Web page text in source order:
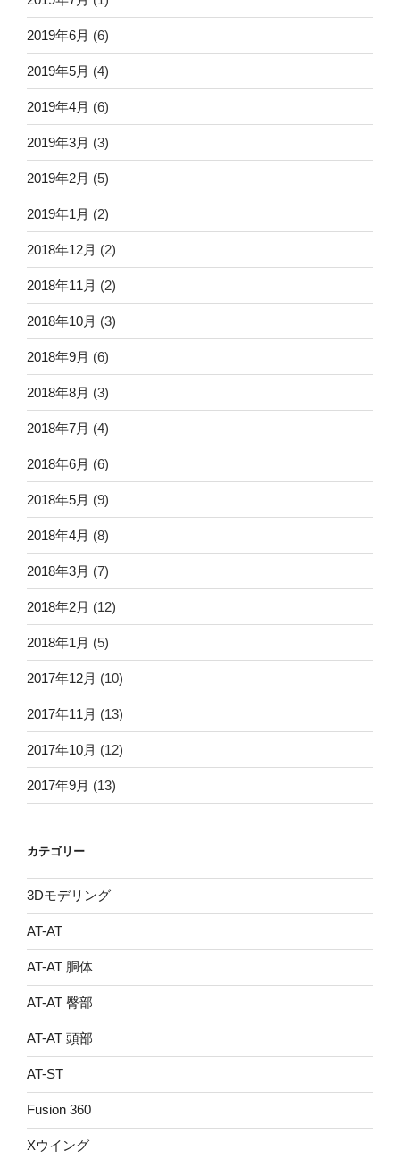
2019年6月 (6)
2019年5月 (4)
2019年4月 (6)
2019年3月 (3)
2019年2月 (5)
2019年1月 (2)
2018年12月 (2)
2018年11月 (2)
2018年10月 (3)
2018年9月 (6)
2018年8月 (3)
2018年7月 (4)
2018年6月 (6)
2018年5月 (9)
2018年4月 (8)
2018年3月 (7)
2018年2月 (12)
2018年1月 (5)
2017年12月 (10)
2017年11月 (13)
2017年10月 (12)
2017年9月 (13)
カテゴリー
3Dモデリング
AT-AT
AT-AT 胴体
AT-AT 臀部
AT-AT 頭部
AT-ST
Fusion 360
Xウイング